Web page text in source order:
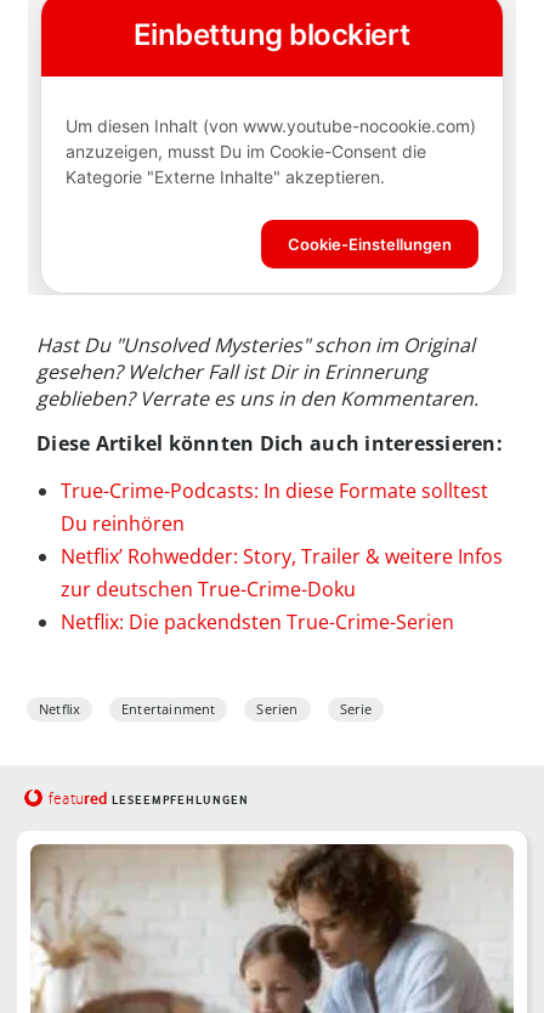
Hast Du "Unsolved Mysteries" schon im Original
gesehen? Welcher Fall ist Dir in Erinnerung
geblieben? Verrate es uns in den Kommentaren.
Diese Artikel könnten Dich auch interessieren:
True-Crime-Podcasts: In diese Formate solltest
Du reinhören
Netflix’ Rohwedder: Story, Trailer & weitere Infos
zur deutschen True-Crime-Doku
Netflix: Die packendsten True-Crime-Serien
Netflix Entertainment Serien Serie
featured LESEEMPFEHLUNGEN